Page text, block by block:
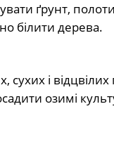
ґрунт, полоти
білити дерева.
і відцвілих
озимі